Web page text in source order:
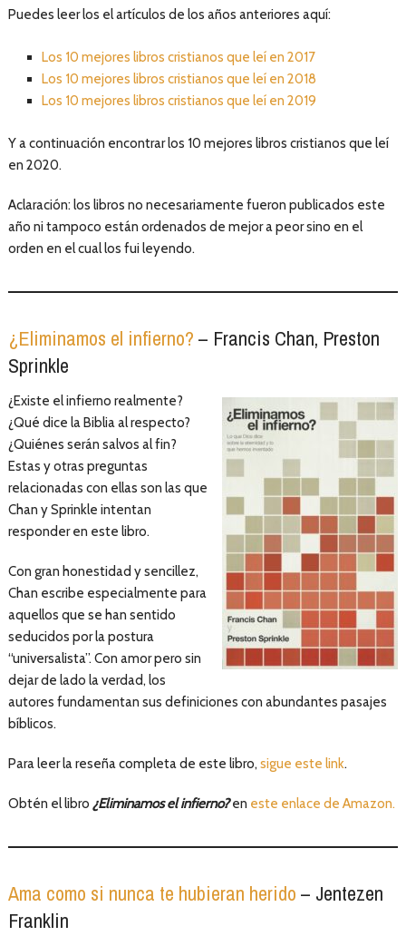
Puedes leer los el artículos de los años anteriores aquí:
Los 10 mejores libros cristianos que leí en 2017
Los 10 mejores libros cristianos que leí en 2018
Los 10 mejores libros cristianos que leí en 2019
Y a continuación encontrar los 10 mejores libros cristianos que leí
en 2020.
Aclaración: los libros no necesariamente fueron publicados este
año ni tampoco están ordenados de mejor a peor sino en el
orden en el cual los fui leyendo.
¿Eliminamos el infierno? – Francis Chan, Preston
Sprinkle
¿Existe el infierno realmente?
¿Qué dice la Biblia al respecto?
¿Quiénes serán salvos al fin?
Estas y otras preguntas
relacionadas con ellas son las que
Chan y Sprinkle intentan
responder en este libro.
Con gran honestidad y sencillez,
Chan escribe especialmente para
aquellos que se han sentido
seducidos por la postura
“universalista”. Con amor pero sin
dejar de lado la verdad, los
autores fundamentan sus definiciones con abundantes pasajes
bíblicos.
Para leer la reseña completa de este libro, sigue este link.
Obtén el libro ¿Eliminamos el infierno?en este enlace de Amazon.
Ama como si nunca te hubieran herido – Jentezen
Franklin